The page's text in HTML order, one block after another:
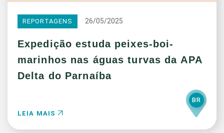
REPORTAGENS 26/05/2025
Expedição estuda peixes-boi-
marinhos nas águas turvas da APA
Delta do Parnaíba
LEIA MAIS
BR